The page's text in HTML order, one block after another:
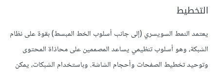
التخطيط
يعتمد النمط السويسري (إلى جانب أسلوب الخط المبسط) بقوة على نظام
الشبكة، وهو أسلوب تنظيمي يساعد المصممين على محاذاة المحتوى
وتوحيد تخطيط الصفحات وأحجام الشاشة. وباستخدام الشبكات، يمكن